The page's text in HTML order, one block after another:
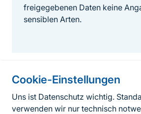
Cookie-Einstellungen
Uns ist Datenschutz wichtig.
verwenden wir nur technisch
freigegebenen Daten keine
sensiblen Arten.
Informationen zur Seite
Fußzeile